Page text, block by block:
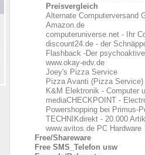
Preisvergleich
Alternate Computerversand
Amazon.de
computeruniverse.net - Ihr
discount24.de - der
Flashback -Der
www.okay-edv.de
Joey's Pizza Service
Pizza Avanti (Pizza Service)
K&M Elektronik - Computer
mediaCHECKPOINT -
Powershopping bei Primus-
TECHNIKdirekt - 20.000
www.avitos.de PC Hardware
Free/Shareware
Free SMS_Telefon usw